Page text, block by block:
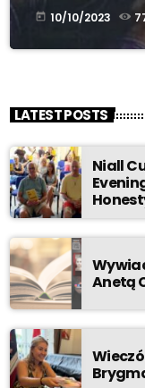
today 10/10/2023
LATEST POSTS
Niall
Anetą